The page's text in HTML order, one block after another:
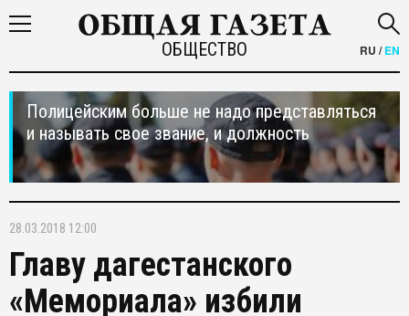
ОБЩЕСТВО RU /EN
Полицейским больше не надо представляться
и называть свое звание, и должность
28.03.2018 12:00
Главу дагестанского
«Мемориала» избили